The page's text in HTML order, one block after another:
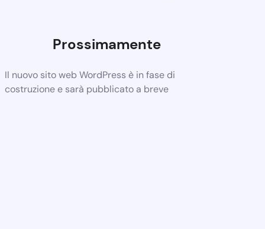
Prossimamente
Il nuovo sito web WordPress è in fase di
costruzione e sarà pubblicato a breve